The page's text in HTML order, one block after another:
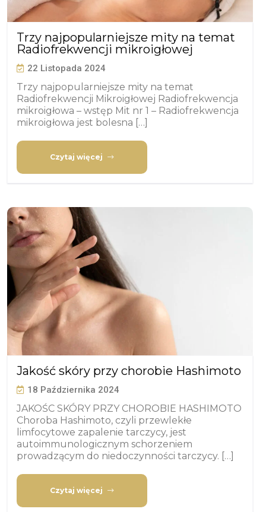
Trzy najpopularniejsze mity na temat
Radiofrekwencji mikroigłowej
22 Listopada 2024
Trzy najpopularniejsze mity na temat
Radiofrekwencji Mikroigłowej Radiofrekwencja
mikroigłowa – wstęp Mit nr 1 – Radiofrekwencja
mikroigłowa jest bolesna […]
Czytaj więcej
Jakość skóry przy chorobie Hashimoto
18 Października 2024
JAKOŚC SKÓRY PRZY CHOROBIE HASHIMOTO
Choroba Hashimoto, czyli przewlekłe
limfocytowe zapalenie tarczycy, jest
autoimmunologicznym schorzeniem
prowadzącym do niedoczynności tarczycy. […]
Czytaj więcej